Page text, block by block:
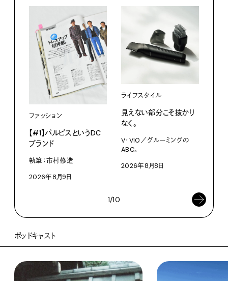
ファッション
【#1】パルビスというDC
ブランド
執筆：市村修造
2026年8月9日
ライフスタイル
見えない部分こそ抜かり
なく。
V・VIO／グルーミングの
ABC。
2026年8月8日
1/10
ポッドキャスト